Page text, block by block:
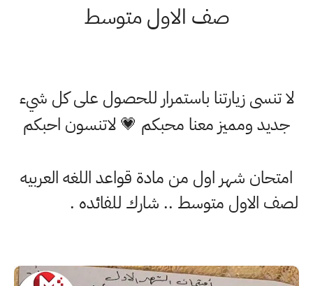
صف الاول متوسط
لا تنسى زيارتنا باستمرار للحصول على كل شيء
جديد ومميز معنا محبكم 💗 لاتنسون احبكم
امتحان شهر اول من مادة قواعد اللغه العربيه
لصف الاول متوسط .. شارك للفائده .